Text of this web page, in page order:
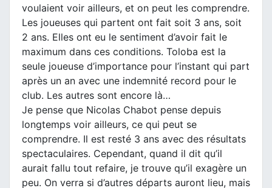
voulaient voir ailleurs, et on peut les comprendre.
Les joueuses qui partent ont fait soit 3 ans, soit
2 ans. Elles ont eu le sentiment d’avoir fait le
maximum dans ces conditions. Toloba est la
seule joueuse d’importance pour l’instant qui part
après un an avec une indemnité record pour le
club. Les autres sont encore là…
Je pense que Nicolas Chabot pense depuis
longtemps voir ailleurs, ce qui peut se
comprendre. Il est resté 3 ans avec des résultats
spectaculaires. Cependant, quand il dit qu’il
aurait fallu tout refaire, je trouve qu’il exagère un
peu. On verra si d’autres départs auront lieu, mais